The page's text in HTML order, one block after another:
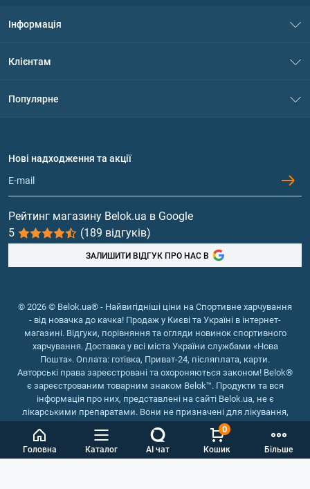
Головна Каталог AI чат Кошик
0
Більше
Інформація
Політика конфіденційності
Обмін та повернення
Клієнтам
Популярне
Протеїн
Гейнери
Вітаміни та мінерали
Риб'ячий жир, жирні кислоти
Нові надходження та акції
Рейтинг магазину Belok.ua в Google
5
(189 відгуків)
ЗАЛИШИТИ ВІДГУК ПРО НАС В
© 2026 © Belok.ua® - Найвигідніші ціни на Спортивне харчування
- від новачка до качка! Продаж у Києві та Україні в інтернет-
магазині. Відгуки, порівняння та огляди новинок спортивного
харчування. Доставка у всі міста України службами «Нова
Пошта». Оплата: готівка, Приват-24, післяплата, карти.
Авторські права зареєстровані та охороняються законом! Belok®
є зареєстрованим товарним знаком Belok™. Продукти та вся
інформація про них, представлені на сайті Belok.ua, не є
лікарськими препаратами. Вони не призначені для лікування,
зняття симптомів та запобігання хворобам.
Інтернет магазин Belok.ua
Інтернет магазин спортивного
харчування